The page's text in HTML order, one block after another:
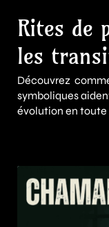
Rites de
les
Découvrez
symboliques
évolution en